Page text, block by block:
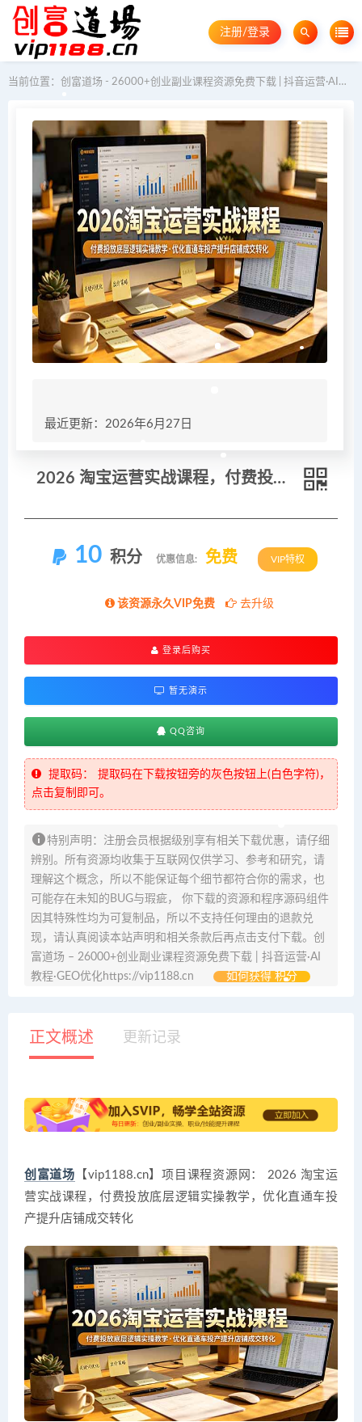
注册/登录
当前位置： 创富道场 - 26000+创业副业课程资源免费下载 | 抖音运营·AI教程·GEO优化
最近更新：2026年6月27日
2026 淘宝运营实战课程，付费投放底层逻辑实操教学，优化直通车投产提升店铺成交转化
10 积分 优惠信息: 免费 VIP特权
该资源永久VIP免费 去升级
登录后购买
暂无演示
QQ咨询
提取码：
提取码在下载按钮旁的灰色按钮上(白色字符)，
点击复制即可。
特别声明：注册会员根据级别享有相关下载优惠，请仔细
辨别。所有资源均收集于互联网仅供学习、参考和研究，请
理解这个概念，所以不能保证每个细节都符合你的需求，也
可能存在未知的BUG与瑕疵， 你下载的资源和程序源码组件
因其特殊性均为可复制品，所以不支持任何理由的退款兑
现，请认真阅读本站声明和相关条款后再点击支付下载。创
富道场 – 26000+创业副业课程资源免费下载 | 抖音运营·AI
教程·GEO优化https://vip1188.cn
如何获得 积分
正文概述 更新记录
创富道场 【vip1188.cn】项目课程资源网： 2026 淘宝运
营实战课程，付费投放底层逻辑实操教学，优化直通车投
产提升店铺成交转化